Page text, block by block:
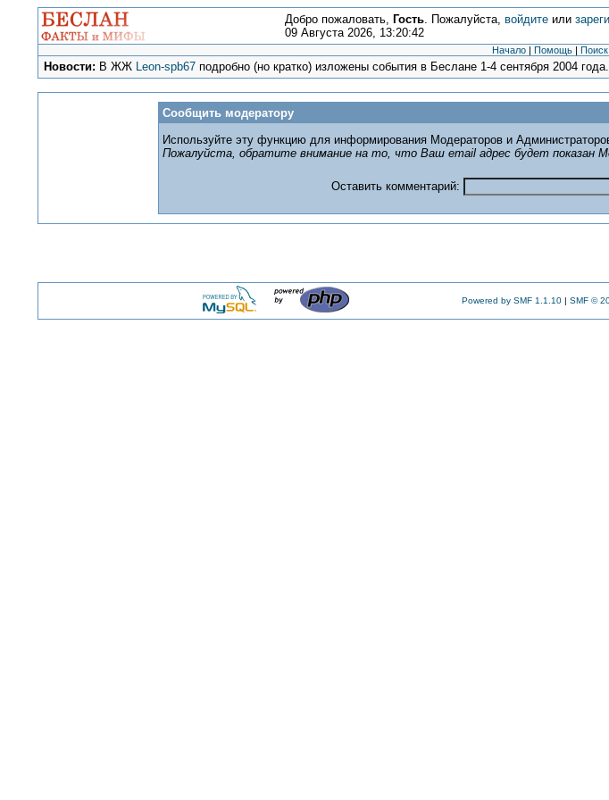
Добро пожаловать, Гость. Пожалуйста, войдитеили
09 Августа 2026, 13:20:42
Начало | Помощь | Поиск
Новости: В ЖЖ Leon-spb67 подробно (но кратко) изложены события в Беслане 1-4 сентября 2004
Сообщить модератору
Используйте эту функцию для информирования Модераторов и
Пожалуйста, обратите внимание на то, что Ваш email адрес будет показан
Оставить комментарий:
Powered by SMF 1.1.10| SMF ©